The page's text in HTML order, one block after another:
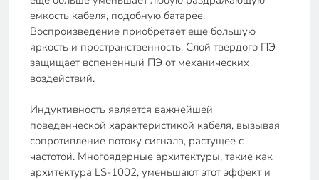
емкость кабеля, подобную батарее.
Воспроизведение приобретает еще большую
яркость и пространственность. Слой твердого ПЭ
защищает вспененный ПЭ от механических
воздействий.
Индуктивность является важнейшей
поведенческой характеристикой кабеля, вызывая
сопротивление потоку сигнала, растущее с
частотой. Многоядерные архитектуры, такие как
архитектура LS-1002, уменьшают этот эффект и